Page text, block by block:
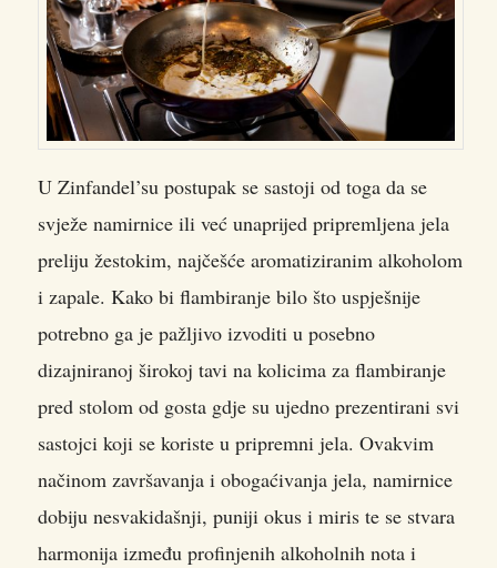
U Zinfandel’su postupak se sastoji od toga da se
svježe namirnice ili već unaprijed pripremljena jela
preliju žestokim, najčešće aromatiziranim alkoholom
i zapale. Kako bi flambiranje bilo što uspješnije
potrebno ga je pažljivo izvoditi u posebno
dizajniranoj širokoj tavi na kolicima za flambiranje
pred stolom od gosta gdje su ujedno prezentirani svi
sastojci koji se koriste u pripremni jela. Ovakvim
načinom završavanja i obogaćivanja jela, namirnice
dobiju nesvakidašnji, puniji okus i miris te se stvara
harmonija između profinjenih alkoholnih nota i